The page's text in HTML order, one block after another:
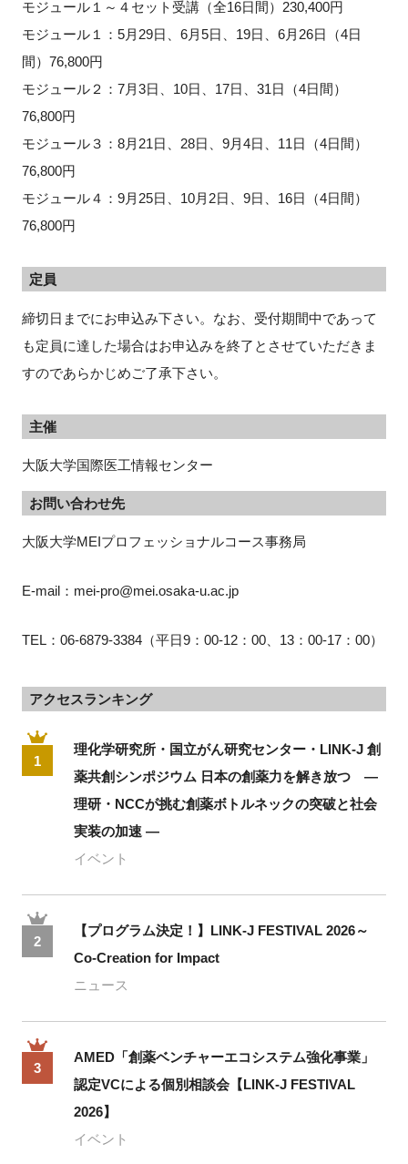
モジュール１～４セット受講（全16日間）230,400円
モジュール１：5月29日、6月5日、19日、6月26日（4日
間）76,800円
モジュール２：7月3日、10日、17日、31日（4日間）
76,800円
モジュール３：8月21日、28日、9月4日、11日（4日間）
76,800円
モジュール４：9月25日、10月2日、9日、16日（4日間）
76,800円
定員
締切日までにお申込み下さい。なお、受付期間中であって
も定員に達した場合はお申込みを終了とさせていただきま
すのであらかじめご了承下さい。
主催
大阪大学国際医工情報センター
お問い合わせ先
大阪大学MEIプロフェッショナルコース事務局
E-mail：mei-pro@mei.osaka-u.ac.jp
TEL：06-6879-3384（平日9：00-12：00、13：00-17：00）
アクセスランキング
1
理化学研究所・国立がん研究センター・LINK-J 創
薬共創シンポジウム 日本の創薬力を解き放つ ―
理研・NCCが挑む創薬ボトルネックの突破と社会
実装の加速 ―
イベント
2
【プログラム決定！】LINK-J FESTIVAL 2026～
Co-Creation for Impact
ニュース
3
AMED「創薬ベンチャーエコシステム強化事業」
認定VCによる個別相談会【LINK-J FESTIVAL
2026】
イベント